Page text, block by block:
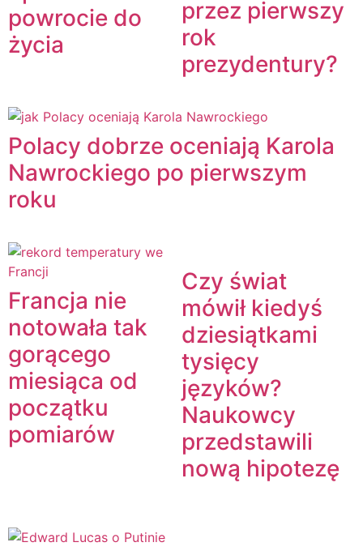
powrocie do
życia
przez pierwszy
rok
prezydentury?
Polacy dobrze oceniają Karola
Nawrockiego po pierwszym
roku
Francja nie
notowała tak
gorącego
miesiąca od
początku
pomiarów
Czy świat
mówił kiedyś
dziesiątkami
tysięcy
języków?
Naukowcy
przedstawili
nową hipotezę